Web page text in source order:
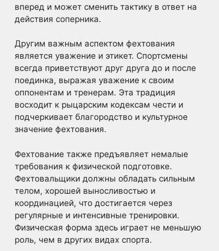
вперед и может сменить тактику в ответ на
действия соперника.
Другим важным аспектом фехтования
является уважение и этикет. Спортсмены
всегда приветствуют друг друга до и после
поединка, выражая уважение к своим
оппонентам и тренерам. Эта традиция
восходит к рыцарским кодексам чести и
подчеркивает благородство и культурное
значение фехтования.
Фехтование также предъявляет немалые
требования к физической подготовке.
Фехтовальщики должны обладать сильным
телом, хорошей выносливостью и
координацией, что достигается через
регулярные и интенсивные тренировки.
Физическая форма здесь играет не меньшую
роль, чем в других видах спорта.